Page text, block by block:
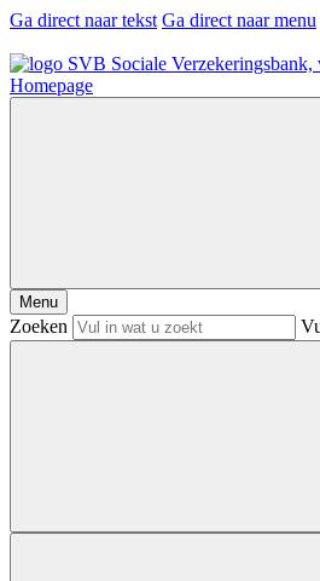
Ga direct naar tekst Ga direct naar menu
Homepage
Menu
Zoeken